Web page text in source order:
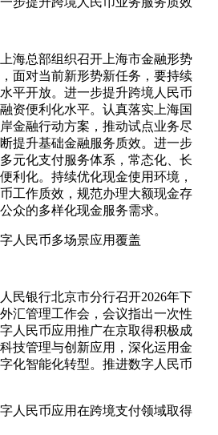
海总部组织召开上海市金融形势
面对当前新形势新任务，要持续
平开放。进一步提升跨境人民币
资便利化水平。认真落实上海国
金融行动方案，推动试点业务尽
提升基础金融服务质效。进一步
元化支付服务体系，常态化、长
利化。持续优化现金使用环境，
工作质效，规范办理大额现金存
众的多样化现金服务需求。
人民币多场景应用覆盖
民银行北京市分行召开2026年下
汇管理工作会，会议指出一次性
人民币应用推广在京取得积极成
技管理与创新应用，深化运用金
化智能化转型。推进数字人民币
人民币应用在跨境支付领域取得